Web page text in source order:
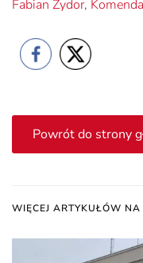
Fabian Zydor,
Powrót do strony
WIĘCEJ ARTYKUŁÓW NA